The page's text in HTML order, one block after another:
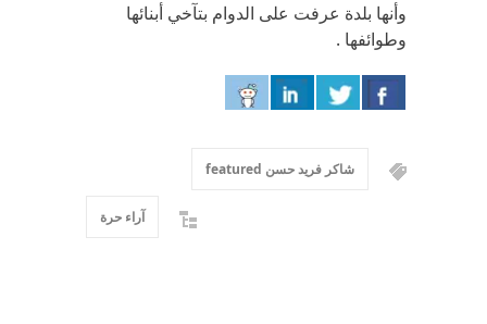
وأنها بلدة عرفت على الدوام بتآخي أبنائها
وطوائفها .
شاكر فريد حسن featured
آراء حرة